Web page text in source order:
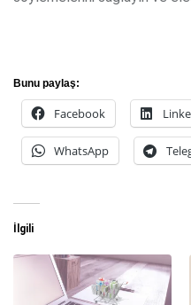
Bunu paylaş:
Facebook
WhatsApp
İlgili